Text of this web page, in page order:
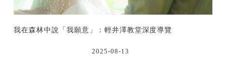
我在森林中說「我願意」：輕井澤教堂深度導覽
2025-08-13